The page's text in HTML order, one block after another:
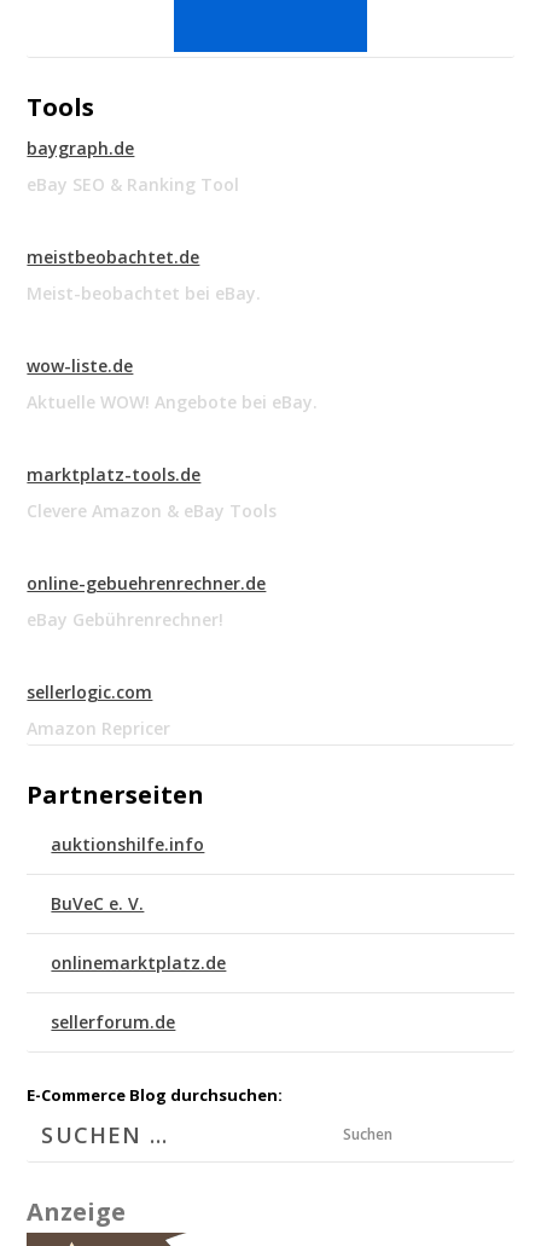
Tools
baygraph.de
eBay SEO & Ranking Tool
meistbeobachtet.de
Meist-beobachtet bei eBay.
wow-liste.de
Aktuelle WOW! Angebote bei eBay.
marktplatz-tools.de
Clevere Amazon & eBay Tools
online-gebuehrenrechner.de
eBay Gebührenrechner!
sellerlogic.com
Amazon Repricer
Partnerseiten
auktionshilfe.info
BuVeC e. V.
onlinemarktplatz.de
sellerforum.de
E-Commerce Blog durchsuchen:
Suchen
Anzeige